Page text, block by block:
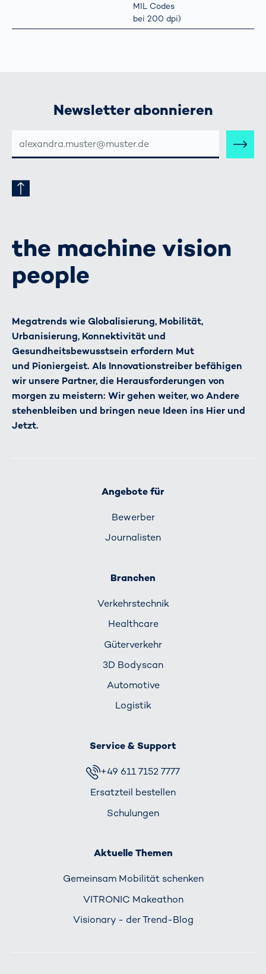
MIL Codes
bei 200 dpi)
Newsletter abonnieren
MAIL-
ADRESSE
the machine vision
people
Megatrends wie Globalisierung, Mobilität,
Urbanisierung, Konnektivität und
Gesundheitsbewusstsein erfordern Mut
und Pioniergeist. Als Innovationstreiber befähigen
wir unsere Partner, die Herausforderungen von
morgen zu meistern: Wir gehen weiter, wo Andere
stehenbleiben und bringen neue Ideen ins Hier und
Jetzt.
Angebote für
Bewerber
Journalisten
Branchen
Verkehrs­technik
Healthcare
Güterverkehr
3D Bodyscan
Automotive
Logistik
Service & Support
+49 611 7152 7777
Ersatzteil bestellen
Schulungen
Aktuelle Themen
Gemeinsam Mobilität schenken
VITRONIC Makeathon
Visionary - der Trend-Blog